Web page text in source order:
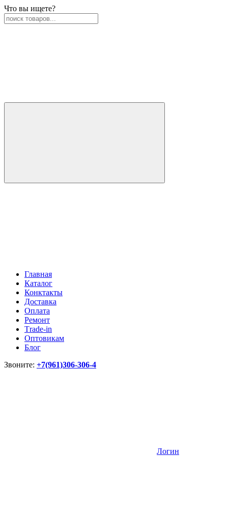
Что вы ищете?
Главная
Каталог
Конктакты
Доставка
Оплата
Ремонт
Тrade-in
Оптовикам
Блог
Звоните: +7(961)306-306-4
Логин